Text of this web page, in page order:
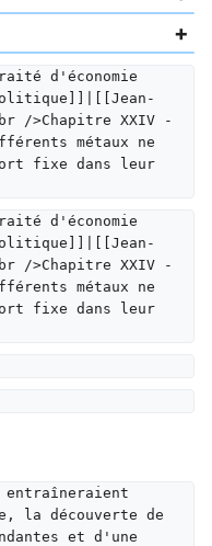
d'économie
/>Chapitre XXIV -
métaux ne
fixe dans leur
d'économie
/>Chapitre XXIV -
métaux ne
fixe dans leur
entraîneraient
la découverte de
et d'une